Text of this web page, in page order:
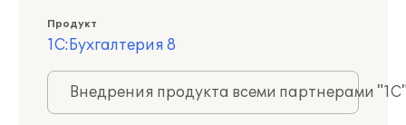
Продукт
1С:Бухгалтерия 8
Внедрения продукта всеми партнерами